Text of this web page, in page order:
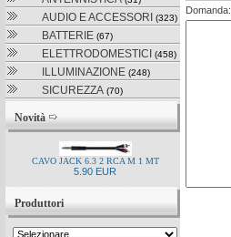
AUDIO E ACCESSORI (323)
BATTERIE (67)
ELETTRODOMESTICI (458)
ILLUMINAZIONE (248)
SICUREZZA (70)
Novità
CAVO JACK 6.3 2 RCA M 1 MT
5.90 EUR
Produttori
Domanda: